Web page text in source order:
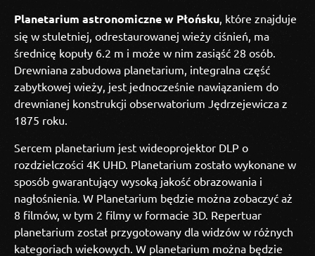
Planetarium astronomiczne w Płońsku, które znajduje
się w stuletniej, odrestaurowanej wieży ciśnień, ma
średnicę kopuły 6.2 m i może w nim zasiąść 28 osób.
Drewniana zabudowa planetarium, integralna część
zabytkowej wieży, jest jednocześnie nawiązaniem do
drewnianej konstrukcji obserwatorium Jędrzejewicza z
1875 roku.
Sercem planetarium jest wideoprojektor DLP o
rozdzielczości 4K UHD. Planetarium zostało wykonane w
sposób gwarantujący wysoką jakość obrazowania i
nagłośnienia. W Planetarium będzie można zobaczyć aż
8 filmów, w tym 2 filmy w formacie 3D. Repertuar
planetarium został przygotowany dla widzów w różnych
kategoriach wiekowych. W planetarium można będzie